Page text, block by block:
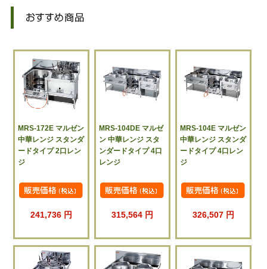
MRS-172E マルゼン
中華レンジ スタンダ
ードタイプ 2口レン
ジ
241,736 円
MRS-104DE マルゼ
ン 中華レンジ スタ
ンダードタイプ 4口
レンジ
315,564 円
MRS-104E マルゼン
中華レンジ スタンダ
ードタイプ 4口レン
ジ
326,507 円